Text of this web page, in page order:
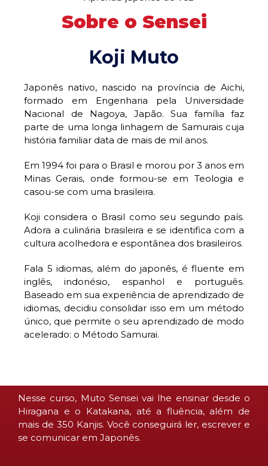
Sobre o Sensei
Koji Muto
Japonês nativo, nascido na província de Aichi,
formado em Engenharia pela Universidade
Nacional de Nagoya, Japão. Sua família faz
parte de uma longa linhagem de Samurais cuja
história familiar data de mais de mil anos.
Em 1994 foi para o Brasil e morou por 3 anos em
Minas Gerais, onde formou-se em Teologia e
casou-se com uma brasileira.
Koji considera o Brasil como seu segundo país.
Adora a culinária brasileira e se identifica com a
cultura acolhedora e espontânea dos brasileiros.
Fala 5 idiomas, além do japonês, é fluente em
inglês, indonésio, espanhol e português.
Baseado em sua experiência de aprendizado de
idiomas, decidiu consolidar isso em um método
único, que permite o seu aprendizado de modo
acelerado: o Método Samurai.
Nesse curso, Muto Sensei vai lhe ensinar desde o
Hiragana e o Katakana, até a fluência, além de
mais de 350 Kanjis. Você conseguirá ler, escrever e
se comunicar em Japonês.